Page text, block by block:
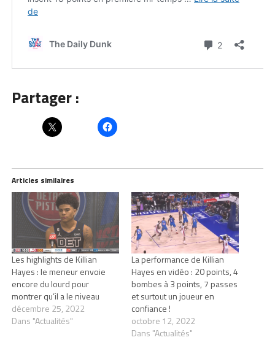
Partager :
Articles similaires
Les highlights de Killian
Hayes : le meneur envoie
encore du lourd pour
montrer qu’il a le niveau
décembre 25, 2022
Dans "Actualités"
La performance de Killian
Hayes en vidéo : 20 points, 4
bombes à 3 points, 7 passes
et surtout un joueur en
confiance !
octobre 12, 2022
Dans "Actualités"